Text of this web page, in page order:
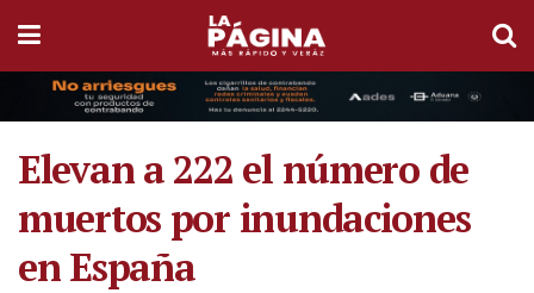
Elevan a 222 el número de
muertos por inundaciones
en España